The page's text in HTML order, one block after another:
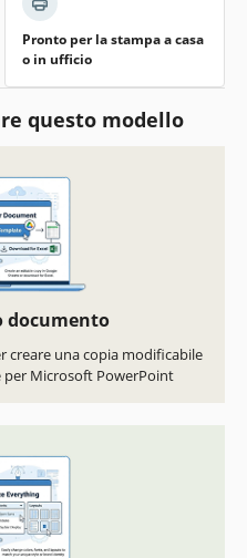
Pronto per la stampa a casa
o in ufficio
questo modello
creare una copia modificabile
per Microsoft PowerPoint